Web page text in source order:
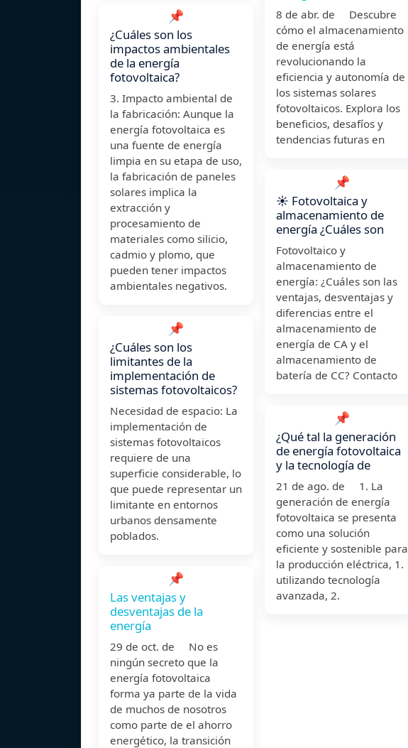
📌
¿Cuáles son los
impactos ambientales
de la energía
fotovoltaica?
3. Impacto ambiental de
la fabricación: Aunque la
energía fotovoltaica es
una fuente de energía
limpia en su etapa de uso,
la fabricación de paneles
solares implica la
extracción y
procesamiento de
materiales como silicio,
cadmio y plomo, que
pueden tener impactos
ambientales negativos.
📌
¿Cuáles son los
limitantes de la
implementación de
sistemas fotovoltaicos?
Necesidad de espacio: La
implementación de
sistemas fotovoltaicos
requiere de una
superficie considerable, lo
que puede representar un
limitante en entornos
urbanos densamente
poblados.
📌
Las ventajas y
desventajas de la
energía
29 de oct. de No es
ningún secreto que la
energía fotovoltaica
forma ya parte de la vida
de muchos de nosotros
como parte de el ahorro
energético, la transición
8 de abr. de Descubre
cómo el almacenamiento
de energía está
revolucionando la
eficiencia y autonomía de
los sistemas solares
fotovoltaicos. Explora los
beneficios, desafíos y
tendencias futuras en
📌
☀️ Fotovoltaica y
almacenamiento de
energía ¿Cuáles son
Fotovoltaico y
almacenamiento de
energía: ¿Cuáles son las
ventajas, desventajas y
diferencias entre el
almacenamiento de
energía de CA y el
almacenamiento de
batería de CC? Contacto
📌
¿Qué tal la generación
de energía fotovoltaica
y la tecnología de
21 de ago. de 1. La
generación de energía
fotovoltaica se presenta
como una solución
eficiente y sostenible para
la producción eléctrica, 1.
utilizando tecnología
avanzada, 2.